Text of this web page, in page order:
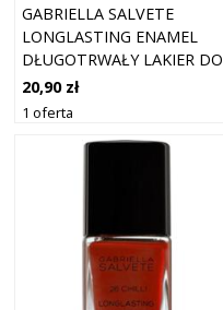
GABRIELLA SALVETE
LONGLASTING ENAMEL
DŁUGOTRWAŁY LAKIER DO
PAZNOKCI Z WYSOKIM
POŁYSKIEM ODCIEŃ 92
20,90 zł
1 oferta